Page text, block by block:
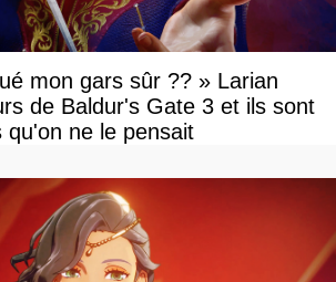
mon gars sûr ?? » Larian
de Baldur's Gate 3 et ils sont
qu'on ne le pensait